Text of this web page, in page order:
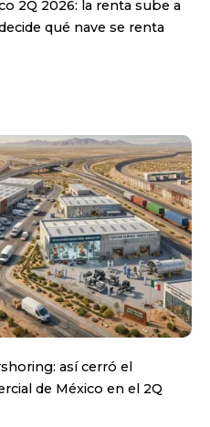
2Q 2026: la renta sube a
qué nave se renta
así cerró el
de México en el 2Q